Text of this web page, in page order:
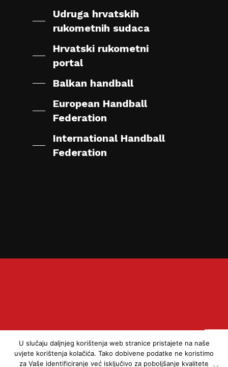
Udruga hrvatskih
rukometnih sudaca
Hrvatski rukometni
portal
Balkan handball
European Handball
Federation
International Handball
Federation
U slučaju daljnjeg korištenja web stranice pristajete na naše
uvjete korištenja kolačića. Tako dobivene podatke ne koristimo
za Vaše identificiranje već isključivo za poboljšanje kvalitete